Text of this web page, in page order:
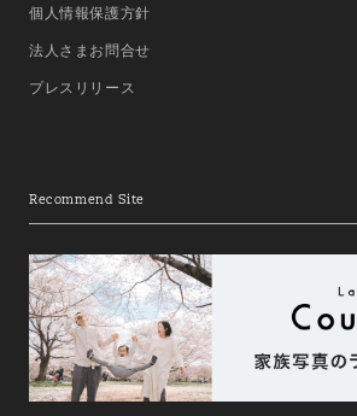
個人情報保護方針
法人さまお問合せ
プレスリリース
Recommend Site